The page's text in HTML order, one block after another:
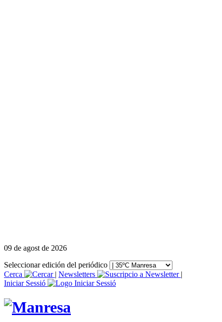
09 de agost de 2026
Seleccionar edición del periódico
Cerca
| Newsletters
|
Iniciar Sessió